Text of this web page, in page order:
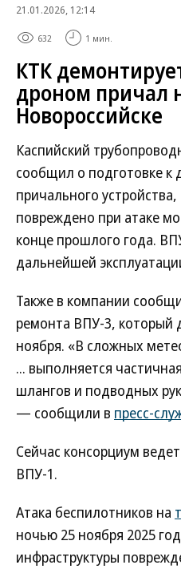
21.01.2026, 12:14
632 1 мин.
КТК
дроном причал
Новороссийске
Каспийский
сообщил о подготовке к
причального
повреждено при атаке
конце прошлого года.
дальнейшей
Также в компании
ремонта ВПУ-3, который
ноября. «В сложных
... выполняется
шлангов и подводных
— сообщили в пресс-
Сейчас консорциум
ВПУ-1.
Атака беспилотников на
ночью 25 ноября 2025
инфраструктуры